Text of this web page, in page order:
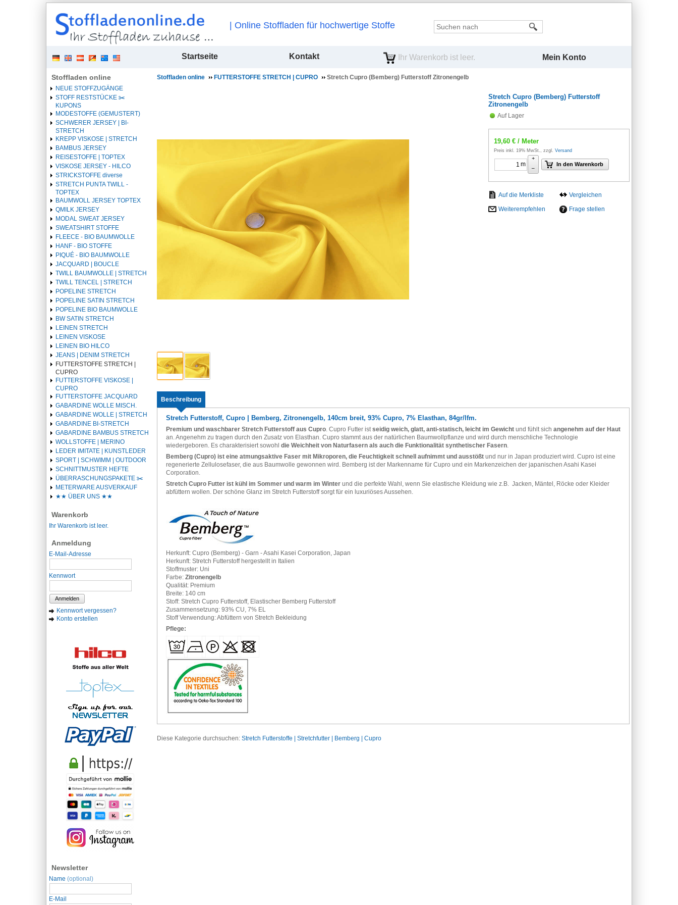
| Online Stoffladen für hochwertige Stoffe
Startseite Kontakt Ihr Warenkorb ist leer. Mein Konto
Stoffladen online
NEUE STOFFZUGÄNGE
STOFF RESTSTÜCKE ✂️️
KUPONS
MODESTOFFE (GEMUSTERT)
SCHWERER JERSEY | BI-
STRETCH
KREPP VISKOSE | STRETCH
BAMBUS JERSEY
REISESTOFFE | TOPTEX
VISKOSE JERSEY - HILCO
STRICKSTOFFE diverse
STRETCH PUNTA TWILL -
TOPTEX
BAUMWOLL JERSEY TOPTEX
QMILK JERSEY
MODAL SWEAT JERSEY
SWEATSHIRT STOFFE
FLEECE - BIO BAUMWOLLE
HANF - BIO STOFFE
PIQUÉ - BIO BAUMWOLLE
JACQUARD | BOUCLE
TWILL BAUMWOLLE | STRETCH
TWILL TENCEL | STRETCH
POPELINE STRETCH
POPELINE SATIN STRETCH
POPELINE BIO BAUMWOLLE
BW SATIN STRETCH
LEINEN STRETCH
LEINEN VISKOSE
LEINEN BIO HILCO
JEANS | DENIM STRETCH
FUTTERSTOFFE STRETCH |
CUPRO
FUTTERSTOFFE VISKOSE |
CUPRO
FUTTERSTOFFE JACQUARD
GABARDINE WOLLE MISCH.
GABARDINE WOLLE | STRETCH
GABARDINE BI-STRETCH
GABARDINE BAMBUS STRETCH
WOLLSTOFFE | MERINO
LEDER IMITATE | KUNSTLEDER
SPORT | SCHWIMM | OUTDOOR
SCHNITTMUSTER HEFTE
ÜBERRASCHUNGSPAKETE ✂️️
METERWARE AUSVERKAUF
★★ ÜBER UNS ★★
Warenkorb
Ihr Warenkorb ist leer.
Anmeldung
E-Mail-Adresse
Kennwort
Anmelden
Kennwort vergessen?
Konto erstellen
Newsletter
Name (optional)
E-Mail
Stoffladen online FUTTERSTOFFE STRETCH | CUPRO Stretch Cupro (Bemberg) Futterstoff Zitronengelb
Stretch Cupro (Bemberg) Futterstoff
Zitronengelb
Auf Lager
19,60 € / Meter
Preis inkl. 19% MwSt., zzgl. Versand
m
+
–
In den Warenkorb
Vergleichen
Weiterempfehlen
Frage stellen
Beschreibung
Stretch Futterstoff, Cupro | Bemberg, Zitronengelb, 140cm breit, 93% Cupro, 7% Elasthan, 84gr/lfm.
Premium und waschbarer Stretch Futterstoff aus Cupro. Cupro Futter ist seidig weich, glatt, anti-statisch, leicht im Gewichtund fühlt sich angenehm auf der Haut
an. Angenehm zu tragen durch den Zusatz von Elasthan. Cupro stammt aus der natürlichen Baumwollpflanze und wird durch menschliche Technologie
wiedergeboren. Es charakterisiert sowohl die Weichheit von Naturfasern als auch die Funktionalität synthetischer Fasern.
Bemberg (Cupro) ist eine atmungsaktive Faser mit Mikroporen, die Feuchtigkeit schnell aufnimmt und ausstößtund nur in Japan produziert wird. Cupro ist eine
regenerierte Zellulosefaser, die aus Baumwolle gewonnen wird. Bemberg ist der Markenname für Cupro und ein Markenzeichen der japanischen Asahi Kasei
Corporation.
Stretch Cupro Futter ist kühl im Sommer und warm im Winterund die perfekte Wahl, wenn Sie elastische Kleidung wie z.B. Jacken, Mäntel, Röcke oder Kleider
abfüttern wollen. Der schöne Glanz im Stretch Futterstoff sorgt für ein luxuriöses Aussehen.
Herkunft: Cupro (Bemberg) - Garn - Asahi Kasei Corporation, Japan
Herkunft: Stretch Futterstoff hergestellt in Italien
Stoffmuster: Uni
Farbe: Zitronengelb
Qualität: Premium
Breite: 140 cm
Stoff: Stretch Cupro Futterstoff, Elastischer Bemberg Futterstoff
Zusammensetzung: 93% CU, 7% EL
Stoff Verwendung: Abfüttern von Stretch Bekleidung
Pflege:
Diese Kategorie durchsuchen: Stretch Futterstoffe | Stretchfutter | Bemberg | Cupro